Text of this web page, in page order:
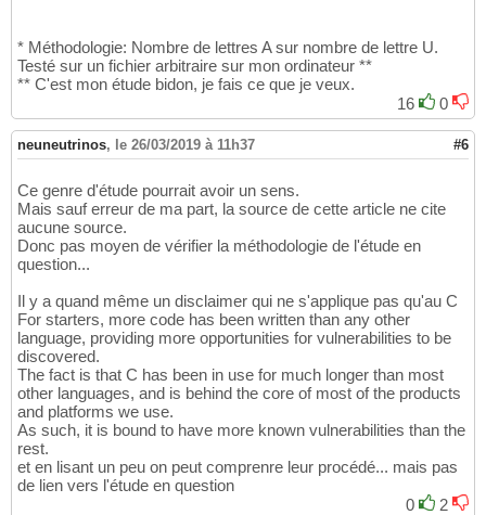
* Méthodologie: Nombre de lettres A sur nombre de lettre U.
Testé sur un fichier arbitraire sur mon ordinateur **
** C'est mon étude bidon, je fais ce que je veux.
16
0
neuneutrinos, le 26/03/2019 à 11h37 #6
Ce genre d'étude pourrait avoir un sens.
Mais sauf erreur de ma part, la source de cette article ne cite
aucune source.
Donc pas moyen de vérifier la méthodologie de l'étude en
question...
Il y a quand même un disclaimer qui ne s'applique pas qu'au C
For starters, more code has been written than any other
language, providing more opportunities for vulnerabilities to be
discovered.
The fact is that C has been in use for much longer than most
other languages, and is behind the core of most of the products
and platforms we use.
As such, it is bound to have more known vulnerabilities than the
rest.
et en lisant un peu on peut comprenre leur procédé... mais pas
de lien vers l'étude en question
0
2